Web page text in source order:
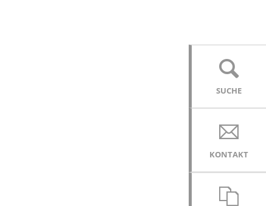
SUCHE
KONTAKT